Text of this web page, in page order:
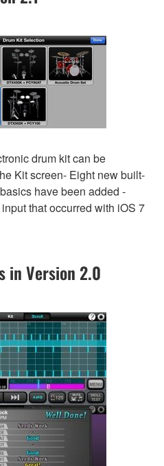
drum kit can be
Kit screen- Eight new built-
have been added -
that occurred with iOS 7
in Version 2.0